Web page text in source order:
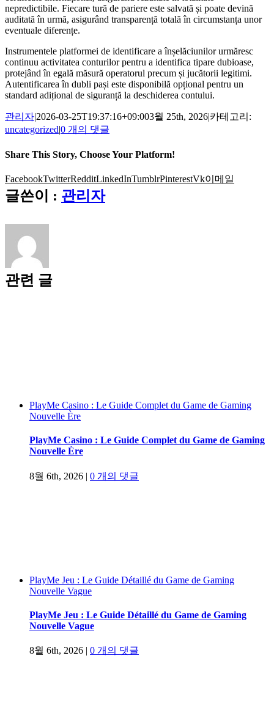
nepredictibile. Fiecare tură de pariere este salvată și poate devină
auditată în urmă, asigurând transparență totală în circumstanța unor
eventuale diferențe.
Instrumentele platformei de identificare a înșelăciunilor urmăresc
continuu activitatea conturilor pentru a identifica tipare dubioase,
protejând în egală măsură operatorul precum și jucătorii legitimi.
Autentificarea în dubli pași este disponibilă opțional pentru un
standard adițional de siguranță la deschiderea contului.
관리자|2026-03-25T19:37:16+09:003월 25th, 2026|카테고리:
uncategorized|0 개의 댓글
Share This Story, Choose Your Platform!
FacebookTwitterRedditLinkedInTumblrPinterestVk이메일
글쓴이 : 관리자
관련 글
PlayMe Casino : Le Guide Complet du Game de Gaming
Nouvelle Ère
PlayMe Casino : Le Guide Complet du Game de Gaming
Nouvelle Ère
8월 6th, 2026 | 0 개의 댓글
PlayMe Jeu : Le Guide Détaillé du Game de Gaming
Nouvelle Vague
PlayMe Jeu : Le Guide Détaillé du Game de Gaming
Nouvelle Vague
8월 6th, 2026 | 0 개의 댓글